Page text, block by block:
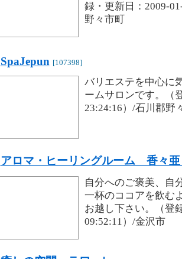
録・更新日：2009-
野々市町
SpaJepun [107398]
バリエステを中心に
ームサロンです。（
23:24:16）/石川郡野
アロマ・ヒーリングルーム 香々
自分へのご褒美、自
一杯のココアを飲む
お越し下さい。（登
09:52:11）/金沢市